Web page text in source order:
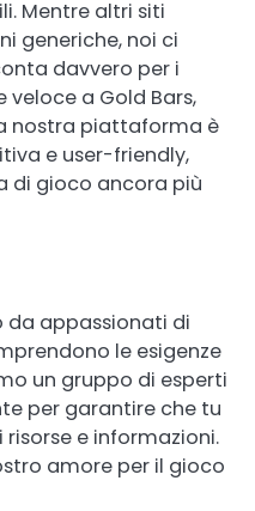
Mentre altri siti
generiche, noi ci
davvero per i
veloce a Gold Bars,
nostra piattaforma è
e user-friendly,
di gioco ancora più
appassionati di
le esigenze
un gruppo di esperti
per garantire che tu
e informazioni.
amore per il gioco